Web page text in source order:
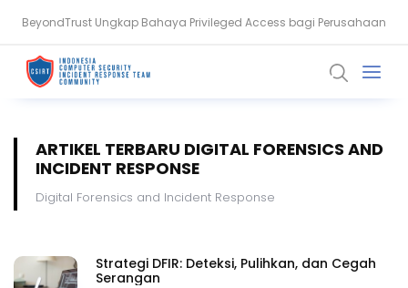
BeyondTrust Ungkap Bahaya Privileged Access bagi Perusahaan
Serangan Siber Terkoordinasi Ganggu Layanan Air di Minnesota
ARTIKEL TERBARU DIGITAL FORENSICS AND
INCIDENT RESPONSE
Digital Forensics and Incident Response
Strategi DFIR: Deteksi, Pulihkan, dan Cegah
Serangan